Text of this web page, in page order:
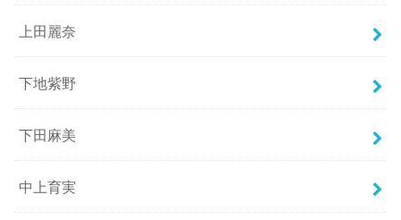
上田麗奈
下地紫野
下田麻美
中上育実